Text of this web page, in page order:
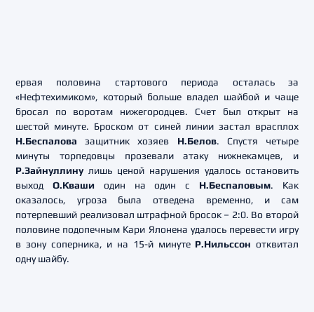
ервая половина стартового периода осталась за
«Нефтехимиком», который больше владел шайбой и чаще
бросал по воротам нижегородцев. Счет был открыт на
шестой минуте. Броском от синей линии застал врасплох
Н.Беспалова защитник хозяев Н.Белов. Спустя четыре
минуты торпедовцы прозевали атаку нижнекамцев, и
Р.Зайнуллинулишь ценой нарушения удалось остановить
выход О.Квашиодин на один с Н.Беспаловым. Как
оказалось, угроза была отведена временно, и сам
потерпевший реализовал штрафной бросок – 2:0. Во второй
половине подопечным Кари Ялонена удалось перевести игру
в зону соперника, и на 15-й минуте Р.Нильссон отквитал
одну шайбу.